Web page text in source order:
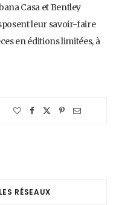
Casa et Bentley
leur savoir-faire
en éditions limitées, à
RÉSEAUX